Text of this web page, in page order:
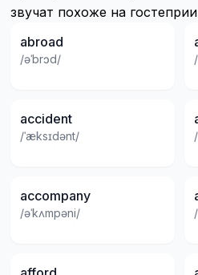
звучат похоже на
abroad
/əˈbrɔd/
accident
/ˈæksɪdənt/
accompany
/əˈkʌmpəni/